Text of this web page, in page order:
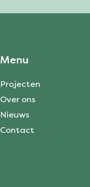
Menu
Projecten
Over ons
Nieuws
Contact